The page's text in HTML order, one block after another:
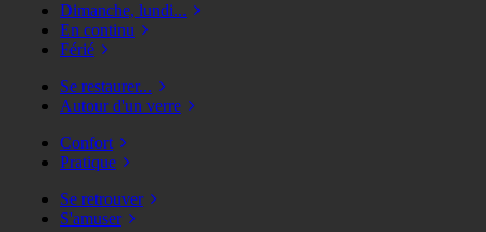
Dimanche, lundi...
En continu
Férié
Se restaurer...
Autour d'un verre
Confort
Pratique
Se retrouver
S'amuser